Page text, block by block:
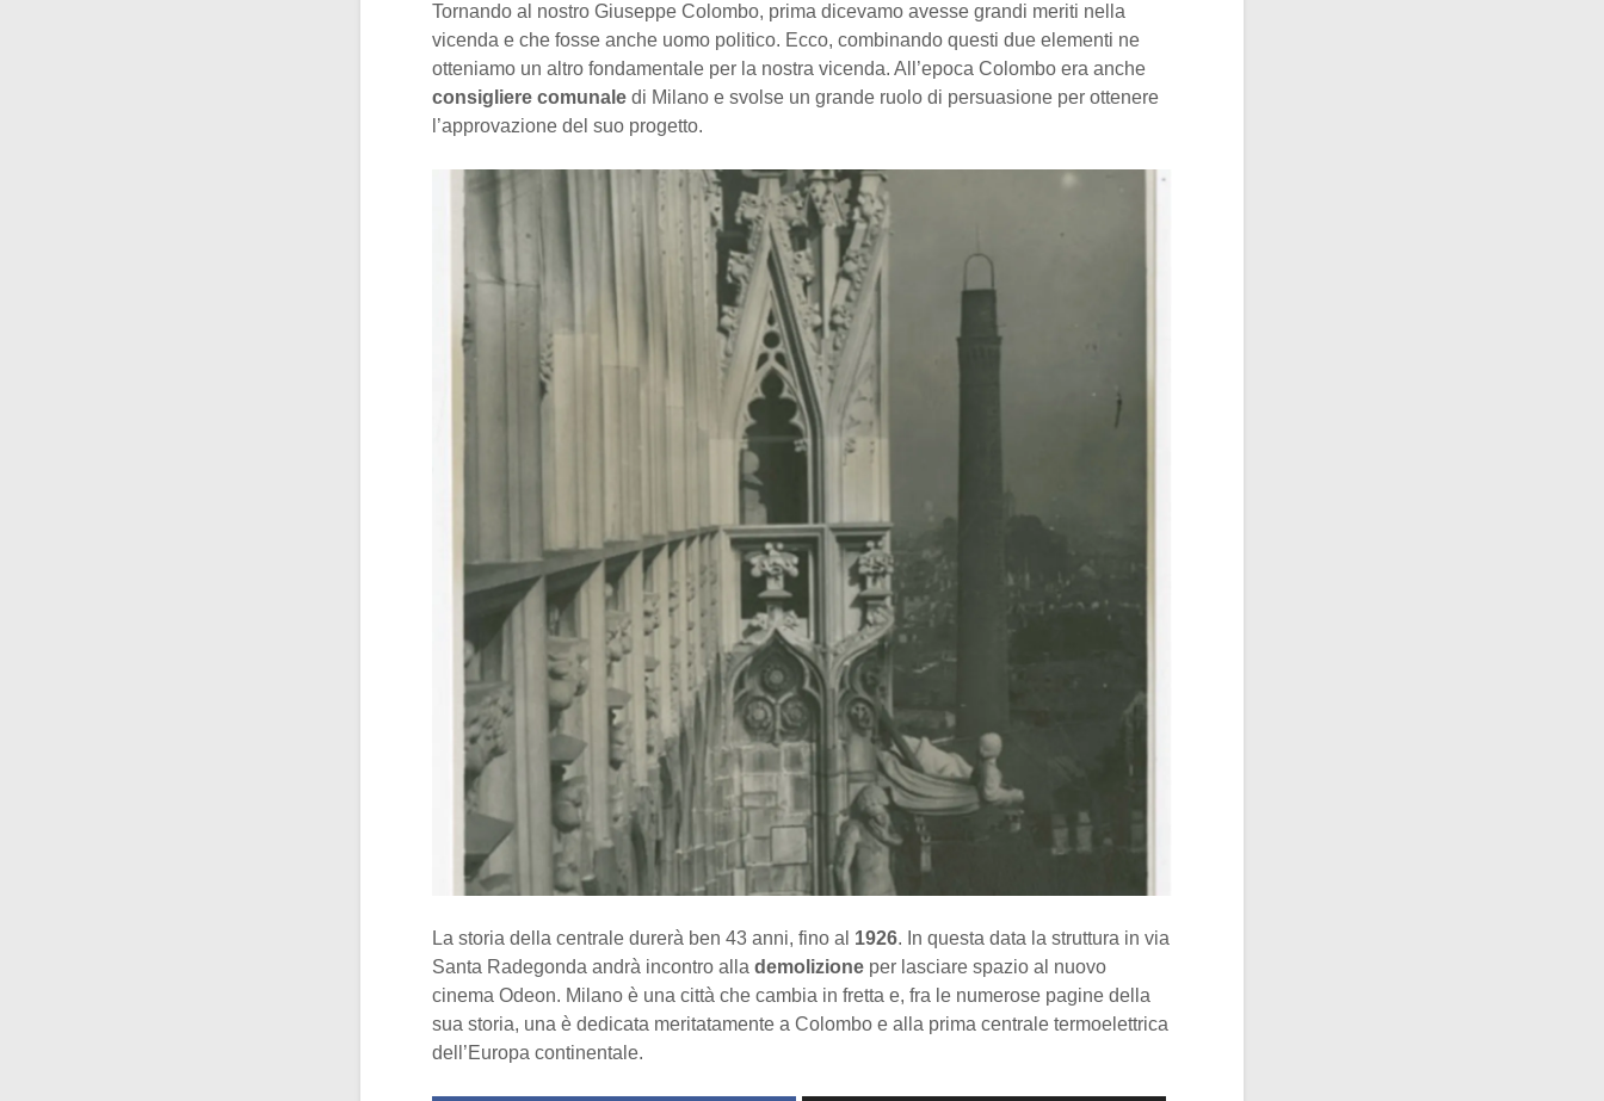
Tornando al nostro Giuseppe Colombo, prima dicevamo avesse grandi meriti nella
vicenda e che fosse anche uomo politico. Ecco, combinando questi due elementi ne
otteniamo un altro fondamentale per la nostra vicenda. All’epoca Colombo era anche
consigliere comunale di Milano e svolse un grande ruolo di persuasione per ottenere
l’approvazione del suo progetto.
La storia della centrale durerà ben 43 anni, fino al 1926. In questa data la struttura in via
Santa Radegonda andrà incontro alla demolizione per lasciare spazio al nuovo
cinema Odeon. Milano è una città che cambia in fretta e, fra le numerose pagine della
sua storia, una è dedicata meritatamente a Colombo e alla prima centrale termoelettrica
dell’Europa continentale.